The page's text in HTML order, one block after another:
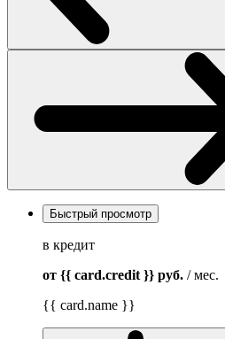
Быстрый просмотр
в кредит
от {{ card.credit }} руб. / мес.
{{ card.name }}